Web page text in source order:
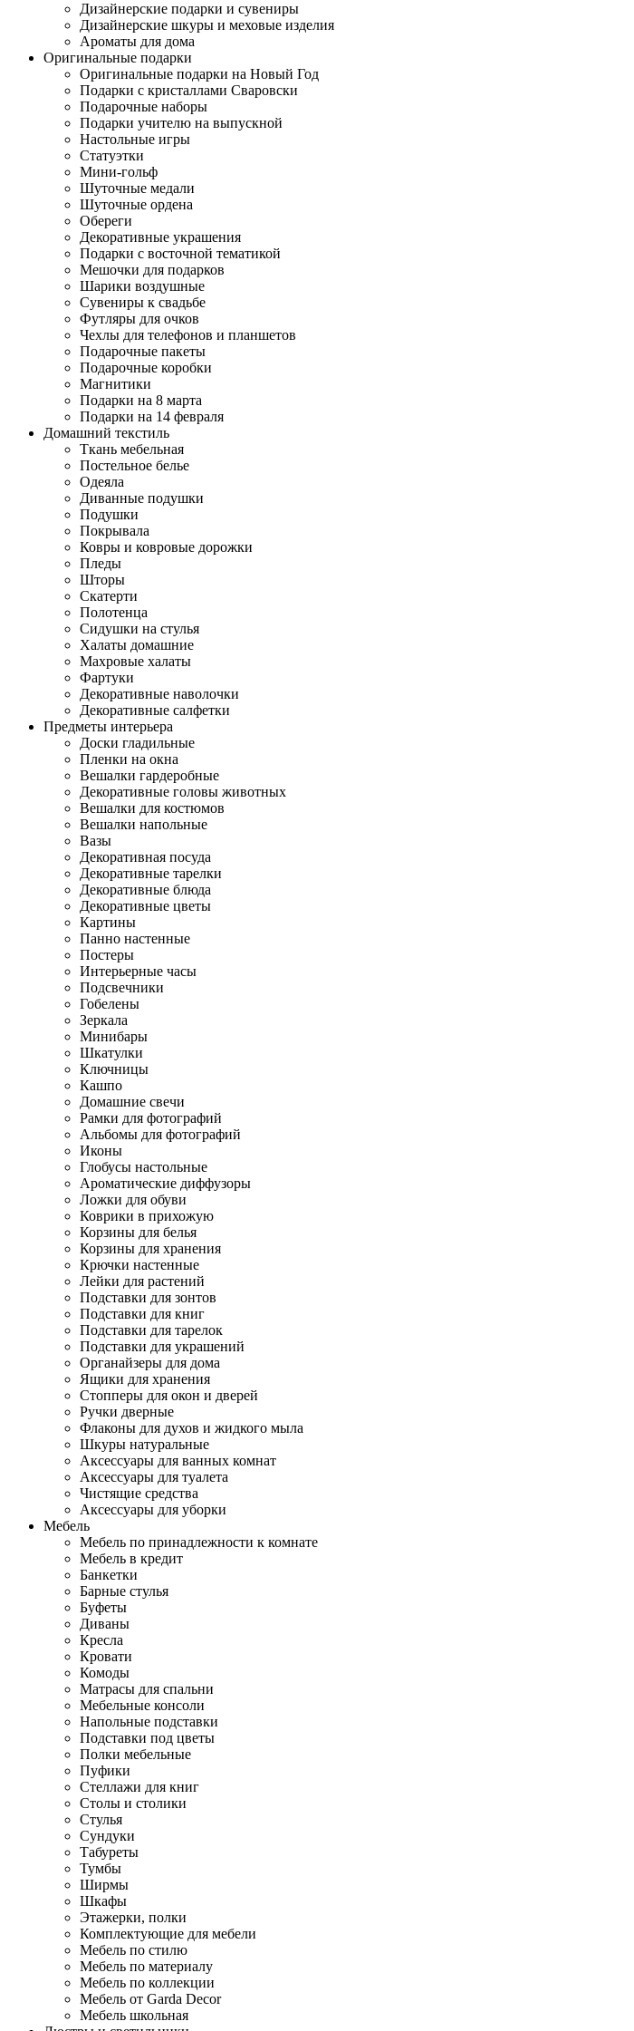
Дизайнерские подарки и сувениры
Дизайнерские шкуры и меховые изделия
Ароматы для дома
Оригинальные подарки
Оригинальные подарки на Новый Год
Подарки с кристаллами Сваровски
Подарочные наборы
Подарки учителю на выпускной
Настольные игры
Статуэтки
Мини-гольф
Шуточные медали
Шуточные ордена
Обереги
Декоративные украшения
Подарки с восточной тематикой
Мешочки для подарков
Шарики воздушные
Сувениры к свадьбе
Футляры для очков
Чехлы для телефонов и планшетов
Подарочные пакеты
Подарочные коробки
Магнитики
Подарки на 8 марта
Подарки на 14 февраля
Домашний текстиль
Ткань мебельная
Постельное белье
Одеяла
Диванные подушки
Подушки
Покрывала
Ковры и ковровые дорожки
Пледы
Шторы
Скатерти
Полотенца
Сидушки на стулья
Халаты домашние
Махровые халаты
Фартуки
Декоративные наволочки
Декоративные салфетки
Предметы интерьера
Доски гладильные
Пленки на окна
Вешалки гардеробные
Декоративные головы животных
Вешалки для костюмов
Вешалки напольные
Вазы
Декоративная посуда
Декоративные тарелки
Декоративные блюда
Декоративные цветы
Картины
Панно настенные
Постеры
Интерьерные часы
Подсвечники
Гобелены
Зеркала
Минибары
Шкатулки
Ключницы
Кашпо
Домашние свечи
Рамки для фотографий
Альбомы для фотографий
Иконы
Глобусы настольные
Ароматические диффузоры
Ложки для обуви
Коврики в прихожую
Корзины для белья
Корзины для хранения
Крючки настенные
Лейки для растений
Подставки для зонтов
Подставки для книг
Подставки для тарелок
Подставки для украшений
Органайзеры для дома
Ящики для хранения
Стопперы для окон и дверей
Ручки дверные
Флаконы для духов и жидкого мыла
Шкуры натуральные
Аксессуары для ванных комнат
Аксессуары для туалета
Чистящие средства
Аксессуары для уборки
Мебель
Мебель по принадлежности к комнате
Мебель в кредит
Банкетки
Барные стулья
Буфеты
Диваны
Кресла
Кровати
Комоды
Матрасы для спальни
Мебельные консоли
Напольные подставки
Подставки под цветы
Полки мебельные
Пуфики
Стеллажи для книг
Столы и столики
Стулья
Сундуки
Табуреты
Тумбы
Ширмы
Шкафы
Этажерки, полки
Комплектующие для мебели
Мебель по стилю
Мебель по материалу
Мебель по коллекции
Мебель от Garda Decor
Мебель школьная